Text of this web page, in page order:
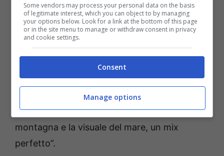
significativi all’interno di un contesto e di uno
scenario unico e suggestivo come i Monti
Aurunci. E’ l’occasione ancora una volta per
promuovere e valorizzare il nostro
comprensorio. Si tratta di un percorso unico
nel suo genere, dal punto di visto tecnico e
paesaggistico, tra la bellezza della nostra
montagna e la visuale del mare, un mix
perfetto”.
Some vendors may process your personal data on the basis
of legitimate interest, which you can object to by managing
your options below. Look for a link at the bottom of this page
or in the site menu to manage or withdraw consent in privacy
and cookie settings.
Consent
Manage options